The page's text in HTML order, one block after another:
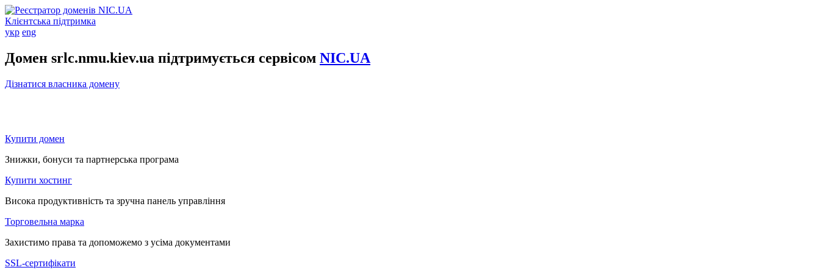
Клієнтська підтримка
укр eng
Домен srlc.nmu.kiev.ua підтримується сервісом NIC.UA
Дізнатися власника домену
Купити домен
Знижки, бонуси та партнерська програма
Купити хостинг
Висока продуктивність та зручна панель управління
Торговельна марка
Захистимо права та допоможемо з усіма документами
SSL-сертифікати